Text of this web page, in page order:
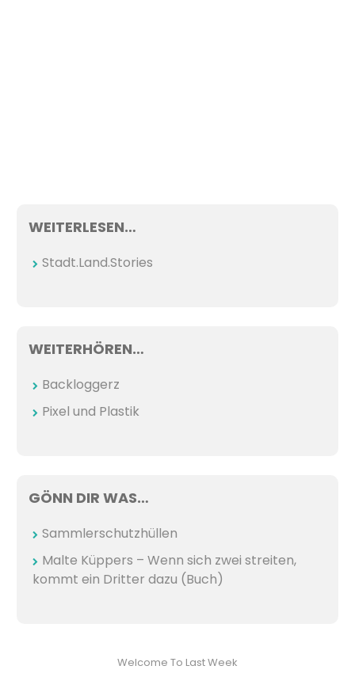
WEITERLESEN…
Stadt.Land.Stories
WEITERHÖREN…
Backloggerz
Pixel und Plastik
GÖNN DIR WAS…
Sammlerschutzhüllen
Malte Küppers – Wenn sich zwei streiten,
kommt ein Dritter dazu (Buch)
Welcome To Last Week